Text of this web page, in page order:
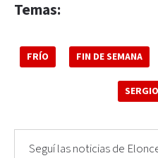
Temas:
FRÍO FIN DE SEMANA
Seguí las noticias de